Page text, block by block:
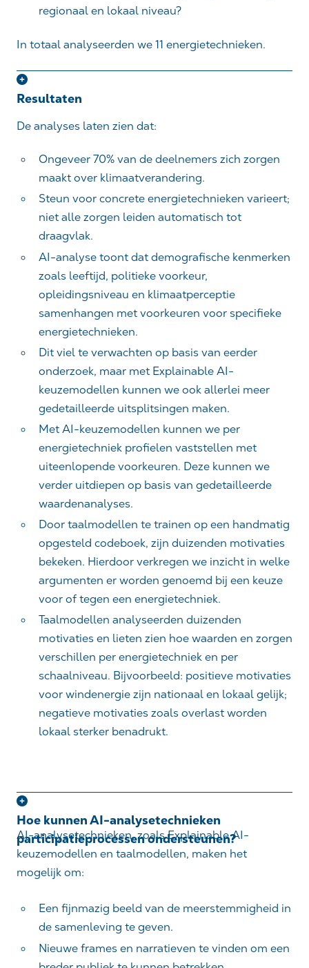
regionaal en lokaal niveau?
In totaal analyseerden we 11 energietechnieken.
Resultaten
De analyses laten zien dat:
Ongeveer 70% van de deelnemers zich zorgen
maakt over klimaatverandering.
Steun voor concrete energietechnieken varieert;
niet alle zorgen leiden automatisch tot
draagvlak.
AI-analyse toont dat demografische kenmerken
zoals leeftijd, politieke voorkeur,
opleidingsniveau en klimaatperceptie
samenhangen met voorkeuren voor specifieke
energietechnieken.
Dit viel te verwachten op basis van eerder
onderzoek, maar met Explainable AI-
keuzemodellen kunnen we ook allerlei meer
gedetailleerde uitsplitsingen maken.
Met AI-keuzemodellen kunnen we per
energietechniek profielen vaststellen met
uiteenlopende voorkeuren. Deze kunnen we
verder uitdiepen op basis van gedetailleerde
waardenanalyses.
Door taalmodellen te trainen op een handmatig
opgesteld codeboek, zijn duizenden motivaties
bekeken. Hierdoor verkregen we inzicht in welke
argumenten er worden genoemd bij een keuze
voor of tegen een energietechniek.
Taalmodellen analyseerden duizenden
motivaties en lieten zien hoe waarden en zorgen
verschillen per energietechniek en per
schaalniveau. Bijvoorbeeld: positieve motivaties
voor windenergie zijn nationaal en lokaal gelijk;
negatieve motivaties zoals overlast worden
lokaal sterker benadrukt.
Hoe kunnen AI-analysetechnieken
participatieprocessen ondersteunen?
AI-analysetechnieken, zoals Explainable AI-
keuzemodellen en taalmodellen, maken het
mogelijk om:
Een fijnmazig beeld van de meerstemmigheid in
de samenleving te geven.
Nieuwe frames en narratieven te vinden om een